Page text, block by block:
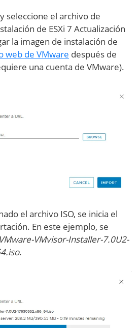
y seleccione el archivo de
de ESXi 7 Actualización
la imagen de instalación de
web de VMware después de
una cuenta de VMware).
el archivo ISO, se inicia el
En este ejemplo, se
VMware-VMvisor-Installer-7.0U2-
.